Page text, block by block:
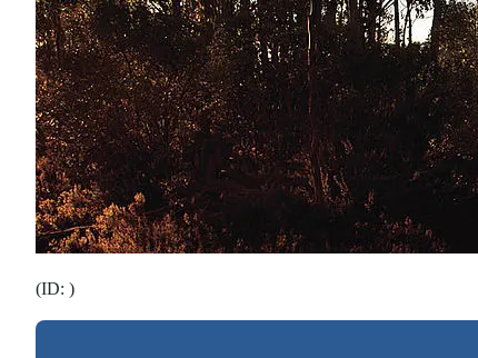
(ID: )